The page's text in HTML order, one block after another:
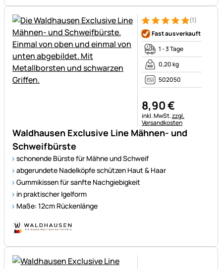
Waldhausen Exclusive Line Mähnen- und
Schweifbürste
schonende Bürste für Mähne und Schweif
abgerundete Nadelköpfe schützen Haut & Haar
Gummikissen für sanfte Nachgiebigkeit
in praktischer Igelform
Maße: 12cm Rückenlänge
Bewertung: 5 von 5 (1
1 Bewertung
(1)
Fast ausverkauft
1 - 3 Tage
0,20 kg
502050
8,90€
Steuerhinweis:
inkl. MwSt.zzgl.
Versandkosten